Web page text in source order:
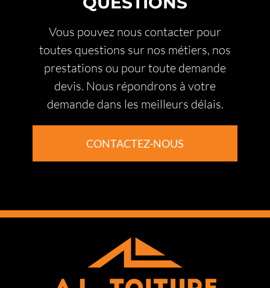
bien intégrée à votre environnement
prestations sont pensées pour respecter à la
le charme provençal des habitations
les exigences techniques d’un habitat
moderne.
Vous pouvez nous contacter pour
toutes questions sur nos métiers, nos
prestations ou pour toute demande
devis. Nous répondrons à votre
demande dans les meilleurs délais.
CONTACTEZ-NOUS